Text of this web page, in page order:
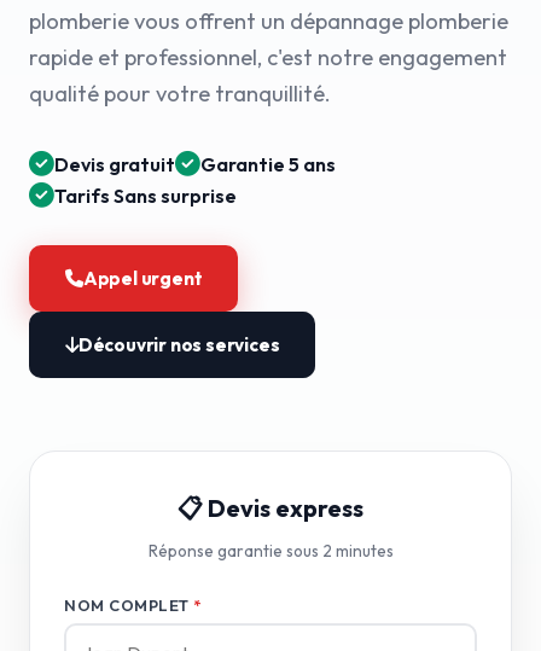
plomberie vous offrent un dépannage plomberie
rapide et professionnel, c'est notre engagement
qualité pour votre tranquillité.
Devis gratuit
Garantie 5 ans
Tarifs Sans surprise
Appel urgent
Découvrir nos services
📋 Devis express
Réponse garantie sous 2 minutes
NOM COMPLET *